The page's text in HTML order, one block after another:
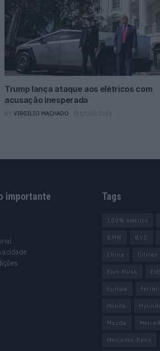
Trump lança ataque aos elétricos com
acusação inesperada
BY VIRGILIO MACHADO 07/08/2026
importante Tags
100% elétrico
BMW BYD
China Citröen
Elon Musk
Europa Ferrari
Honda
Mazda
Mercedes-Benz